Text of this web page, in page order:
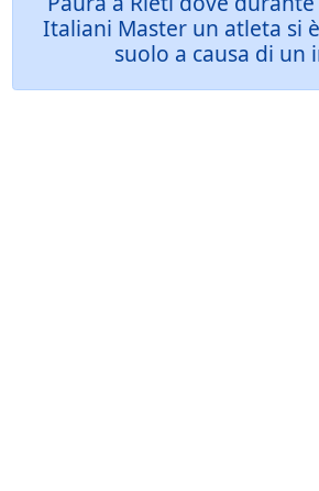
Italiani Master un atleta si
suolo a causa di un